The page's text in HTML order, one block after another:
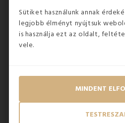
Sütiket használunk annak
legjobb élményt nyújtsuk
is használja ezt az oldalt,
vele.
MINDENT